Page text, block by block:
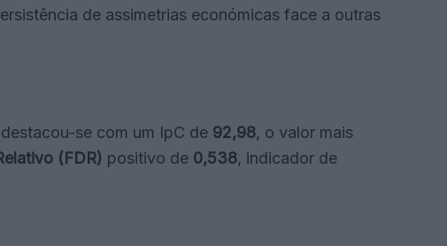
de assimetrias económicas face a outras
destacou-se com um IpC de 92,98, o valor mais
(FDR) positivo de 0,538, indicador de